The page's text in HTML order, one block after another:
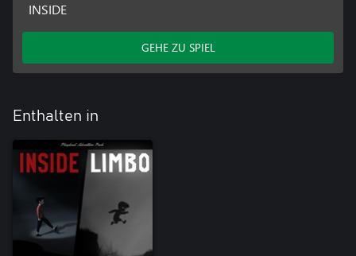
INSIDE
GEHE ZU SPIEL
Enthalten in